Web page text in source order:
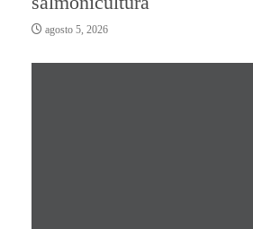
agosto 5, 2026